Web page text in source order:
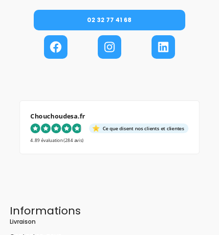
02 32 77 41 68
Chouchoudesa.fr
Ce que disent nos clients et clientes
4.89 évaluation(284 avis)
Informations
Livraison